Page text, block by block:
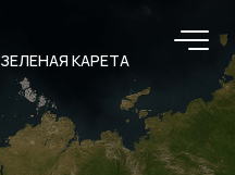
ЗЕЛЕНАЯ КАРЕТА